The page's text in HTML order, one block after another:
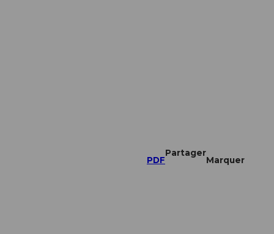
PDF
Partager
Marquer